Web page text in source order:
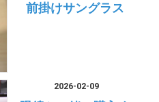
前掛けサングラス
2026-02-09